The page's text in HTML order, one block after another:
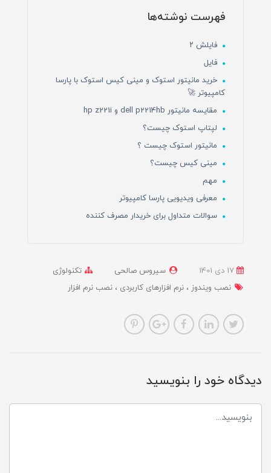
فهرست نوشته‌ها
فایلش ۲
فایل
خرید مانیتور استوک و مینی کیس استوک با پارسا
کامپیوتر 🚀
مقایسه مانیتور dell p2214hb و hp z221i
لپتاپ استوک چیست؟
مانیتور استوک چیست ؟
مینی کیس چیست؟
مهم
معرفی ویدیویی پارسا کامپیوتر
سوالات متداول برای خریدار مصرف کننده
سیروس صالحی
تکنولوژی
نصب ویندوز
نرم افزارهای کاربردی نصب نرم افزار
دیدگاه خود را بنویسید